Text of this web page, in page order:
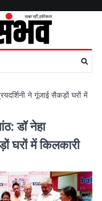
ने गूंजाई सैकड़ों घरों में
डॉ नेहा
घरों में किलकारी